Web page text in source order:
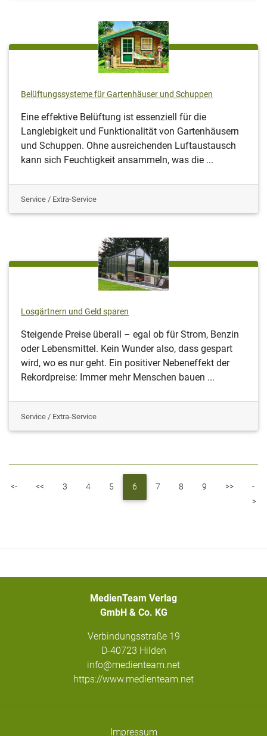
Belüftungssysteme für Gartenhäuser und Schuppen
Eine effektive Belüftung ist essenziell für die
Langlebigkeit und Funktionalität von Gartenhäusern
und Schuppen. Ohne ausreichenden Luftaustausch
kann sich Feuchtigkeit ansammeln, was die ...
Service / Extra-Service
Losgärtnern und Geld sparen
Steigende Preise überall – egal ob für Strom, Benzin
oder Lebensmittel. Kein Wunder also, dass gespart
wird, wo es nur geht. Ein positiver Nebeneffekt der
Rekordpreise: Immer mehr Menschen bauen ...
Service / Extra-Service
<-First <<Previous
3 4 5 6 7 8 9 >>Next
-
>
MedienTeam Verlag
GmbH & Co. KG
Verbindungsstraße 19
D-40723 Hilden
info@medienteam.net
https://www.medienteam.net
Impressum